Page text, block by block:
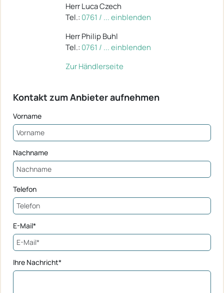
Herr Luca Czech
Tel.: 0761 / ... einblenden
Herr Philip Buhl
Tel.: 0761 / ... einblenden
Zur Händlerseite
Kontakt zum Anbieter aufnehmen
Vorname
Nachname
Telefon
E-Mail*
Ihre Nachricht*